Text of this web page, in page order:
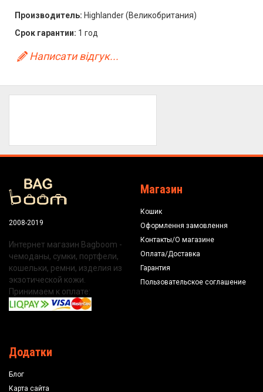
Производитель: Highlander (Великобритания)
Срок гарантии: 1 год
Написати відгук...
2008-2019
Интернет магазин Bagboom -
чемоданы, сумки, портфели,
кошельки, ремни, изделия из
экзотической кожи.
Принимаем к оплате:
Магазин
Кошик
Оформлення замовлення
Контакты/О магазине
Оплата/Доставка
Гарантия
Пользовательское соглашение
Додатки
Блог
Карта сайта